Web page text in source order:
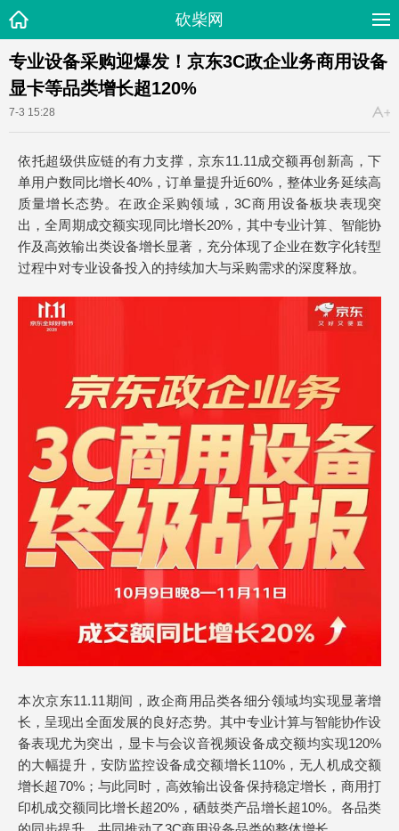
砍柴网
专业设备采购迎爆发！京东3C政企业务商用设备
显卡等品类增长超120%
7-3 15:28
依托超级供应链的有力支撑，京东11.11成交额再创新高，下
单用户数同比增长40%，订单量提升近60%，整体业务延续高
质量增长态势。在政企采购领域，3C商用设备板块表现突
出，全周期成交额实现同比增长20%，其中专业计算、智能协
作及高效输出类设备增长显著，充分体现了企业在数字化转型
过程中对专业设备投入的持续加大与采购需求的深度释放。
本次京东11.11期间，政企商用品类各细分领域均实现显著增
长，呈现出全面发展的良好态势。其中专业计算与智能协作设
备表现尤为突出，显卡与会议音视频设备成交额均实现120%
的大幅提升，安防监控设备成交额增长110%，无人机成交额
增长超70%；与此同时，高效输出设备保持稳定增长，商用打
印机成交额同比增长超20%，硒鼓类产品增长超10%。各品类